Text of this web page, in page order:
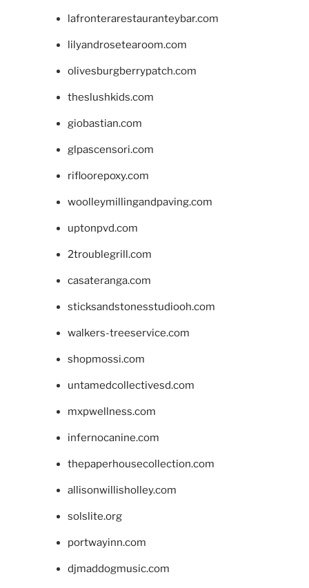
lafronterarestauranteybar.com
lilyandrosetearoom.com
olivesburgberrypatch.com
theslushkids.com
giobastian.com
glpascensori.com
rifloorepoxy.com
woolleymillingandpaving.com
uptonpvd.com
2troublegrill.com
casateranga.com
sticksandstonesstudiooh.com
walkers-treeservice.com
shopmossi.com
untamedcollectivesd.com
mxpwellness.com
infernocanine.com
thepaperhousecollection.com
allisonwillisholley.com
solslite.org
portwayinn.com
djmaddogmusic.com